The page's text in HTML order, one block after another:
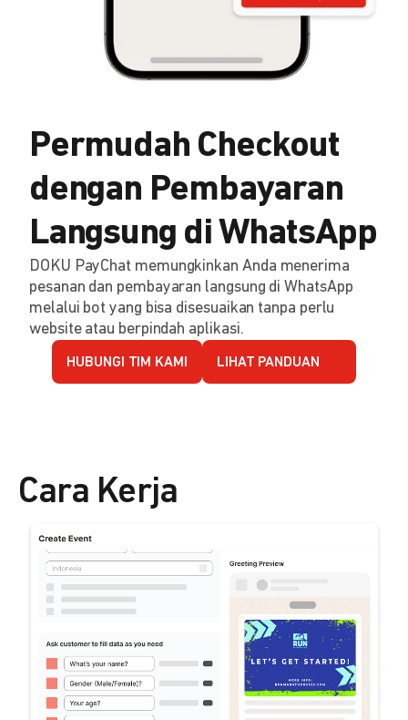
Permudah Checkout
dengan Pembayaran
Langsung di WhatsApp
DOKU PayChat memungkinkan Anda menerima
pesanan dan pembayaran langsung di WhatsApp
melalui bot yang bisa disesuaikan tanpa perlu
website atau berpindah aplikasi.
HUBUNGI TIM KAMI LIHAT PANDUAN
Cara Kerja